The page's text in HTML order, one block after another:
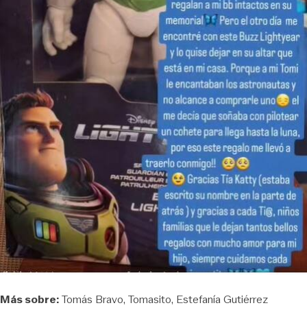
Más sobre:Tomás Bravo Tomasito Estefanía Gutiérrez